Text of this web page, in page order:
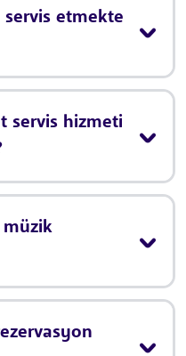
etmekte
servis hizmeti
müzik